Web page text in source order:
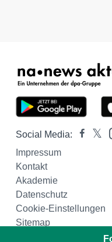
Social Media:
Impressum
Kontakt
Akademie
Datenschutz
Cookie-Einstellungen
Sitemap